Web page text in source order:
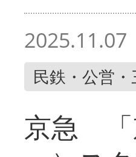
2025.11.07
民鉄・公営・
京急 「